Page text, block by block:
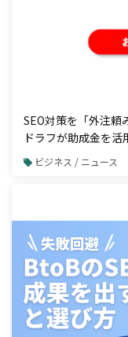
SEO対策を「外注頼
ドラフが助成金を
開始ビジネス / ニュース